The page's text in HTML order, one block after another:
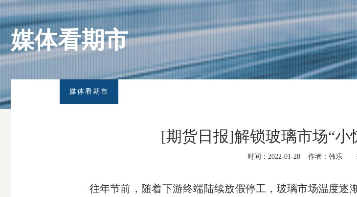
媒体看期市
媒体看期市
[期货日报]解锁玻璃市场“小
时间：2022-01-28 作者：韩乐
往年节前，随着下游终端陆续放假停工，玻璃市场温度
北
京